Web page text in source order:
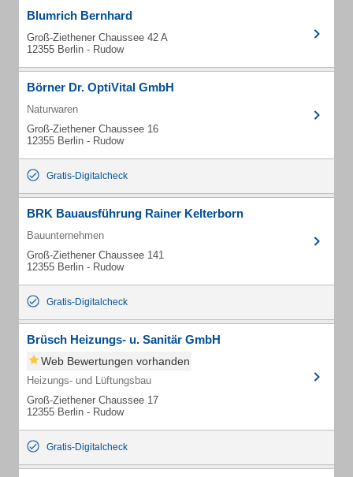
Blumrich Bernhard
Groß-Ziethener Chaussee 42 A
12355 Berlin - Rudow
Börner Dr. OptiVital GmbH
Naturwaren
Groß-Ziethener Chaussee 16
12355 Berlin - Rudow
Gratis-Digitalcheck
BRK Bauausführung Rainer Kelterborn
Bauunternehmen
Groß-Ziethener Chaussee 141
12355 Berlin - Rudow
Gratis-Digitalcheck
Brüsch Heizungs- u. Sanitär GmbH
Web Bewertungen vorhanden
Heizungs- und Lüftungsbau
Groß-Ziethener Chaussee 17
12355 Berlin - Rudow
Gratis-Digitalcheck